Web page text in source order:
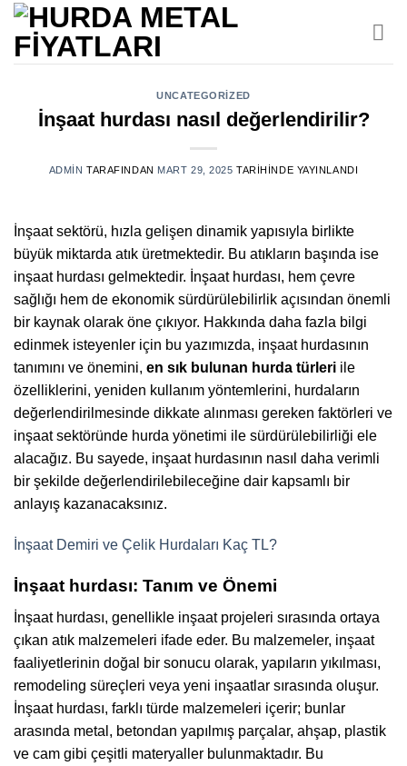
İçeriğe
atla
UNCATEGORIZED
İnşaat hurdası nasıl değerlendirilir?
ADMIN TARAFINDAN MART 29, 2025 TARIHINDE YAYINLANDI
İnşaat sektörü, hızla gelişen dinamik yapısıyla birlikte
büyük miktarda atık üretmektedir. Bu atıkların başında ise
inşaat hurdası gelmektedir. İnşaat hurdası, hem çevre
sağlığı hem de ekonomik sürdürülebilirlik açısından önemli
bir kaynak olarak öne çıkıyor. Hakkında daha fazla bilgi
edinmek isteyenler için bu yazımızda, inşaat hurdasının
tanımını ve önemini, en sık bulunan hurda türleri ile
özelliklerini, yeniden kullanım yöntemlerini, hurdaların
değerlendirilmesinde dikkate alınması gereken faktörleri ve
inşaat sektöründe hurda yönetimi ile sürdürülebilirliği ele
alacağız. Bu sayede, inşaat hurdasının nasıl daha verimli
bir şekilde değerlendirilebileceğine dair kapsamlı bir
anlayış kazanacaksınız.
İnşaat Demiri ve Çelik Hurdaları Kaç TL?
İnşaat hurdası: Tanım ve Önemi
İnşaat hurdası, genellikle inşaat projeleri sırasında ortaya
çıkan atık malzemeleri ifade eder. Bu malzemeler, inşaat
faaliyetlerinin doğal bir sonucu olarak, yapıların yıkılması,
remodeling süreçleri veya yeni inşaatlar sırasında oluşur.
İnşaat hurdası, farklı türde malzemeleri içerir; bunlar
arasında metal, betondan yapılmış parçalar, ahşap, plastik
ve cam gibi çeşitli materyaller bulunmaktadır. Bu